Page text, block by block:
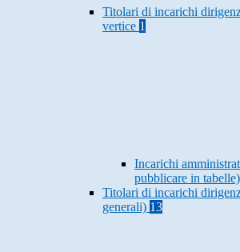
Titolari di incarichi
vertice 1
Incarichi
pubblicare in tabelle)
Titolari di incarichi
generali) 13